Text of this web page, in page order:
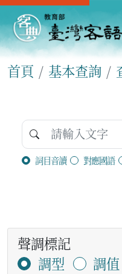
首頁 基本查詢
詞目音讀 對應國語
聲調標記
調型
調值